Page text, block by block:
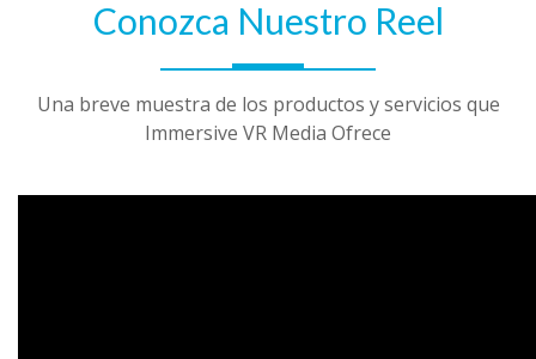
Conozca Nuestro Reel
Una breve muestra de los productos y servicios que
Immersive VR Media Ofrece